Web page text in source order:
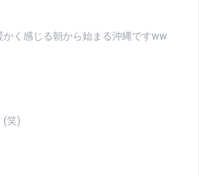
く感じる朝から始まる沖縄ですww
(笑)